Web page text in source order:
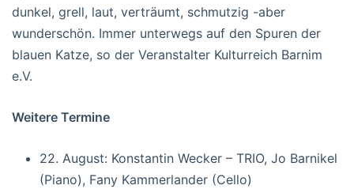
dunkel, grell, laut, verträumt, schmutzig -aber
wunderschön. Immer unterwegs auf den Spuren der
blauen Katze, so der Veranstalter Kulturreich Barnim
e.V.
Weitere Termine
22. August: Konstantin Wecker – TRIO, Jo Barnikel
(Piano), Fany Kammerlander (Cello)